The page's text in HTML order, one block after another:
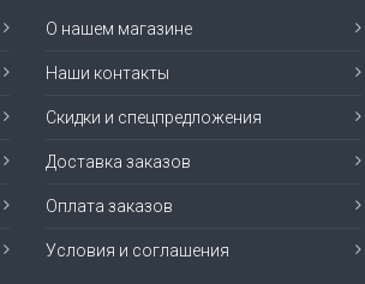
О нашем магазине
Наши контакты
Скидки и спецпредложения
Доставка заказов
Оплата заказов
Условия и соглашения